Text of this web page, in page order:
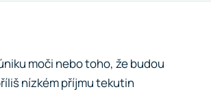
moči nebo toho, že budou
nízkém příjmu tekutin